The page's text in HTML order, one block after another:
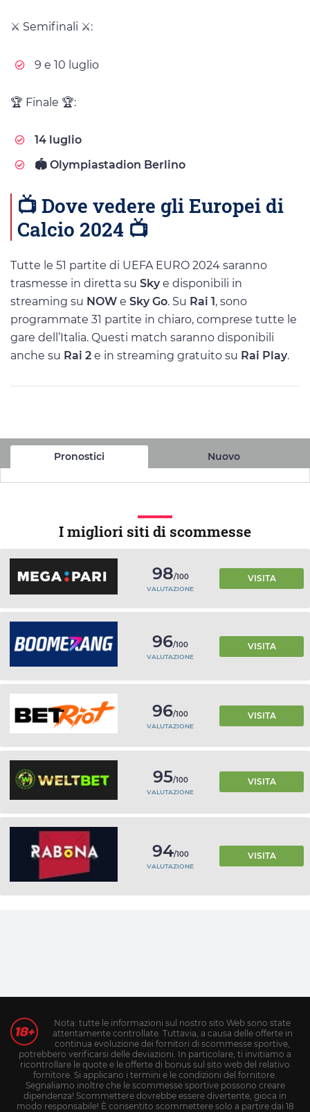
⚔️ Semifinali ⚔️:
9 e 10 luglio
🏆 Finale 🏆:
14 luglio
🏟️ Olympiastadion Berlino
📺 Dove vedere gli Europei di
Calcio 2024 📺
Tutte le 51 partite di UEFA EURO 2024 saranno
trasmesse in diretta su Skye disponibili in
streaming su NOW e Sky Go. Su Rai 1 , sono
programmate 31 partite in chiaro, comprese tutte le
gare dell’Italia. Questi match saranno disponibili
anche su Rai 2 e in streaming gratuito su Rai Play.
Pronostici Nuovo
I migliori siti di scommesse
98/100
VALUTAZIONE
VISITA
96/100
VALUTAZIONE
VISITA
96/100
VALUTAZIONE
VISITA
95/100
VALUTAZIONE
VISITA
94/100
VALUTAZIONE
VISITA
Nota: tutte le informazioni sul nostro sito Web sono state
attentamente controllate. Tuttavia, a causa delle offerte in
continua evoluzione dei fornitori di scommesse sportive,
potrebbero verificarsi delle deviazioni. In particolare, ti invitiamo a
ricontrollare le quote e le offerte di bonus sul sito web del relativo
fornitore. Si applicano i termini e le condizioni del fornitore.
Segnaliamo inoltre che le scommesse sportive possono creare
dipendenza! Scommettere dovrebbe essere divertente, gioca in
modo responsabile! È consentito scommettere solo a partire dai 18